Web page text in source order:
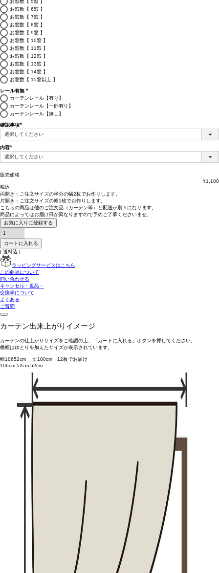
お窓数【 5窓 】
お窓数【 6窓 】
お窓数【 7窓 】
お窓数【 8窓 】
お窓数【 9窓 】
お窓数【 10窓 】
お窓数【 11窓 】
お窓数【 12窓 】
お窓数【 13窓 】
お窓数【 14窓 】
お窓数【 15窓以上 】
レール有無
(必
須)
カーテンレール【有り】
カーテンレール【一部有り】
カーテンレール【無し】
確認事項
(必
内容
(必
須)
販売価格
¥1,100
税込
両開き： ご注文サイズの半分の幅2枚でお作りします。
片開き： ご注文サイズの幅1枚でお作りします。
こちらの商品は他のご注文品（カーテン等）と配送が別々 になります。
商品によってはお届け日が異なりますので予めご了承くださいませ。
お気に入りに登録する
カートに入れる
送料込
ラッピングサービスはこちら
この商品について
問い合わせる
キャンセル・返品・
交換等について
よくある
ご質問
カーテン出来上がりイメージ
カーテンの仕上がりサイズをご確認の上、「カートに入れる」ボタンを押してください。
横幅はゆとりを加えたサイズが表示されています。
幅10652cm 丈100cm 12枚でお届け
106cm 52cm 52cm